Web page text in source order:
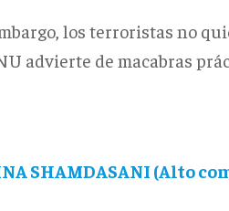
los terroristas no
advierte de macabras
SHAMDASANI (Alto